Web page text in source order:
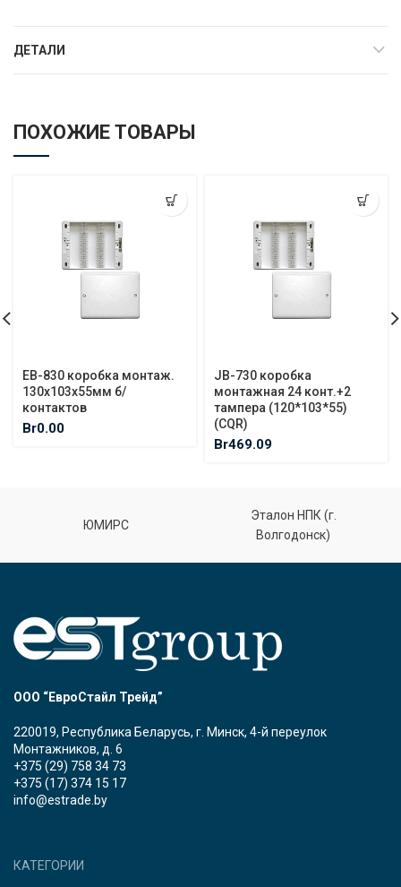
ДЕТАЛИ
ПОХОЖИЕ ТОВАРЫ
EB-830 коробка монтаж.
130х103х55мм б/
контактов
Br0.00
JB-730 коробка
монтажная 24 конт.+2
тампера (120*103*55)
(CQR)
Br469.09
ЮМИРС
Эталон НПК (г.
Волгодонск)
ООО “ЕвроСтайл Трейд”
220019, Республика Беларусь, г. Минск, 4-й переулок
Монтажников, д. 6
+375 (29) 758 34 73
+375 (17) 374 15 17
info@estrade.by
КАТЕГОРИИ